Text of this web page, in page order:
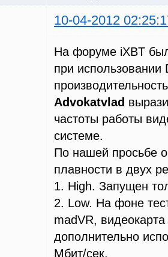
10-04-2012
На форуме iXBT
при использовании
Advokatvlad
частоты работы
системе.
По нашей просьбе
плавности в двух
1. High. Запущен
2. Low. На фоне
madVR,
дополнительно
Мбит/сек.